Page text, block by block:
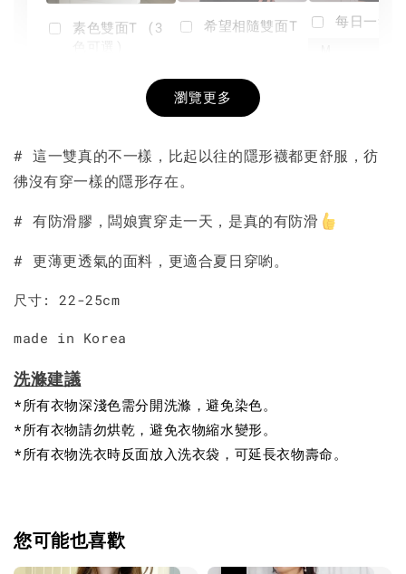
素色雙面T (3
+
希望相隨雙面T
NT$ 190
-
每日一笑
瀏覽更多
# 這一雙真的不一樣，比起以往的隱形襪都更舒服，彷
彿沒有穿一樣的隱形存在。
# 有防滑膠，闆娘實穿走一天，是真的有防滑
# 更薄更透氣的面料，更適合夏日穿喲。
尺寸: 22-25cm
made in Korea
洗滌建議
*所有衣物深淺色需分開洗滌，避免染色。
*所有衣物請勿烘乾，避免衣物縮水變形。
*所有衣物洗衣時反面放入洗衣袋，可延長衣物壽命。
您可能也喜歡